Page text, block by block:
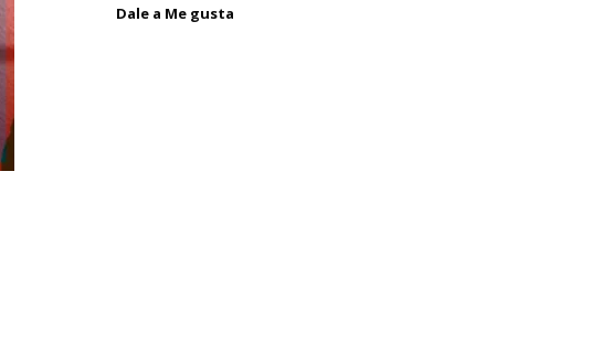
Dale a Me gusta